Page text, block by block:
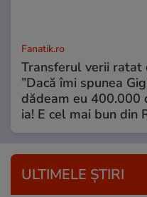
Fanatik.ro
Transferul verii ratat
”Dacă îmi spunea
dădeam eu 400.000
ia! E cel mai bun din
ULTIMELE ȘTIRI